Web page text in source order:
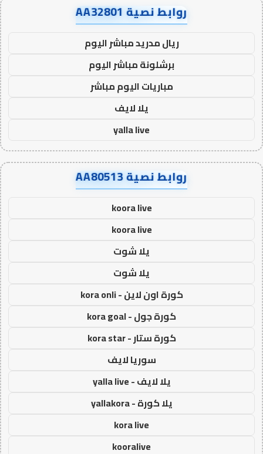
روابط نصية AA32801
ريال مدريد مباشر اليوم
برشلونة مباشر اليوم
مباريات اليوم مباشر
يلا لايف
yalla live
روابط نصية AA80513
koora live
koora live
يلا شوت
يلا شوت
كورة اون لاين - kora onli
كورة جول - kora goal
كورة ستار - kora star
سوريا لايف
يلا لايف - yalla live
يلا كورة - yallakora
kora live
kooralive